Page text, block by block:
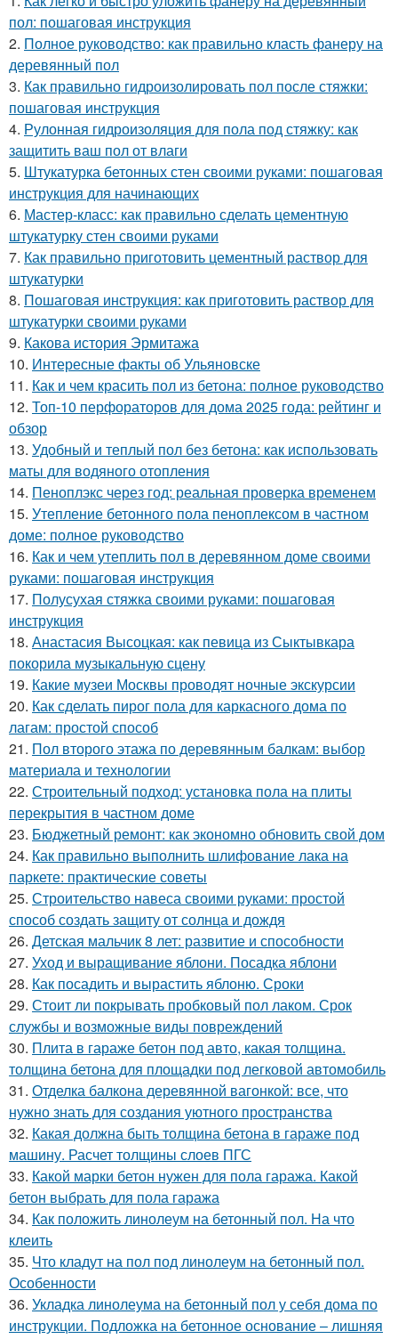
пол: пошаговая инструкция
2. Полное руководство: как правильно класть фанеру на
деревянный пол
3. Как правильно гидроизолировать пол после стяжки:
пошаговая инструкция
4. Рулонная гидроизоляция для пола под стяжку: как
защитить ваш пол от влаги
5. Штукатурка бетонных стен своими руками: пошаговая
инструкция для начинающих
6. Мастер-класс: как правильно сделать цементную
штукатурку стен своими руками
7. Как правильно приготовить цементный раствор для
штукатурки
8. Пошаговая инструкция: как приготовить раствор для
штукатурки своими руками
9. Какова история Эрмитажа
10. Интересные факты об Ульяновске
11. Как и чем красить пол из бетона: полное руководство
12. Топ-10 перфораторов для дома 2025 года: рейтинг и
обзор
13. Удобный и теплый пол без бетона: как использовать
маты для водяного отопления
14. Пеноплэкс через год: реальная проверка временем
15. Утепление бетонного пола пеноплексом в частном
доме: полное руководство
16. Как и чем утеплить пол в деревянном доме своими
руками: пошаговая инструкция
17. Полусухая стяжка своими руками: пошаговая
инструкция
18. Анастасия Высоцкая: как певица из Сыктывкара
покорила музыкальную сцену
19. Какие музеи Москвы проводят ночные экскурсии
20. Как сделать пирог пола для каркасного дома по
лагам: простой способ
21. Пол второго этажа по деревянным балкам: выбор
материала и технологии
22. Строительный подход: установка пола на плиты
перекрытия в частном доме
23. Бюджетный ремонт: как экономно обновить свой дом
24. Как правильно выполнить шлифование лака на
паркете: практические советы
25. Строительство навеса своими руками: простой
способ создать защиту от солнца и дождя
26. Детская мальчик 8 лет: развитие и способности
27. Уход и выращивание яблони. Посадка яблони
28. Как посадить и вырастить яблоню. Сроки
29. Стоит ли покрывать пробковый пол лаком. Срок
службы и возможные виды повреждений
30. Плита в гараже бетон под авто, какая толщина.
толщина бетона для площадки под легковой автомобиль
31. Отделка балкона деревянной вагонкой: все, что
нужно знать для создания уютного пространства
32. Какая должна быть толщина бетона в гараже под
машину. Расчет толщины слоев ПГС
33. Какой марки бетон нужен для пола гаража. Какой
бетон выбрать для пола гаража
34. Как положить линолеум на бетонный пол. На что
клеить
35. Что кладут на пол под линолеум на бетонный пол.
Особенности
36. Укладка линолеума на бетонный пол у себя дома по
инструкции. Подложка на бетонное основание – лишняя